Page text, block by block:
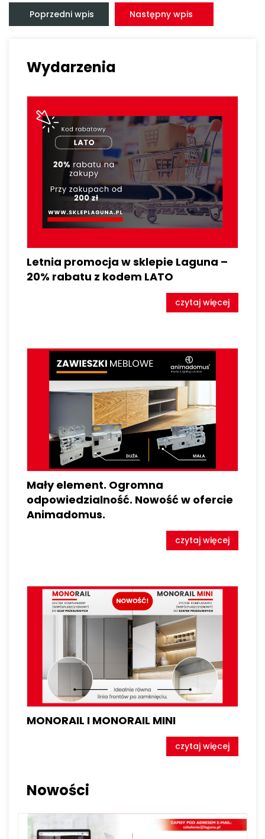
wpisu
Poprzedni wpis Następny wpis
Wydarzenia
Letnia promocja w sklepie Laguna –
20% rabatu z kodem LATO
czytaj więcej
Mały element. Ogromna
odpowiedzialność. Nowość w ofercie
Animadomus.
czytaj więcej
MONORAIL I MONORAIL MINI
czytaj więcej
Nowości